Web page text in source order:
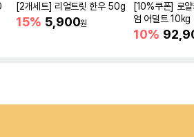
[2개세트] 리얼트릿 한우 50g
15% 5,900원
[10%쿠폰] 로
엄 어덜트 10kg
증진
10%